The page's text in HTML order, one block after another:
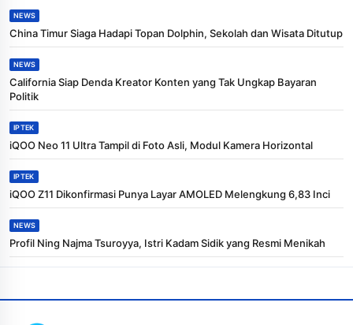
NEWS
China Timur Siaga Hadapi Topan Dolphin, Sekolah dan Wisata Ditutup
NEWS
California Siap Denda Kreator Konten yang Tak Ungkap Bayaran
Politik
IPTEK
iQOO Neo 11 Ultra Tampil di Foto Asli, Modul Kamera Horizontal
IPTEK
iQOO Z11 Dikonfirmasi Punya Layar AMOLED Melengkung 6,83 Inci
NEWS
Profil Ning Najma Tsuroyya, Istri Kadam Sidik yang Resmi Menikah